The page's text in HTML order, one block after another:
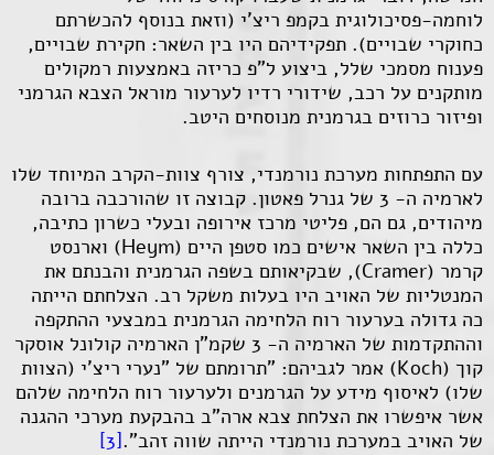
לוחמה-פסיכולוגית בקמפ ריצ'י (וזאת בנוסף להכשרתם
כחוקרי שבויים). תפקידיהם היו בין השאר: חקירת שבויים,
פענוח מסמכי שלל, ביצוע ל"פ כריזה באמצעות רמקולים
מותקנים על רכב, שידורי רדיו לערעור מוראל הצבא הגרמני
ופיזור כרוזים בגרמנית מנוסחים היטב.
עם התפתחות מערכת נורמנדי, צורף צוות-הקרב המיוחד שלו
לארמיה ה- 3 של גנרל פאטון. קבוצה זו שהורכבה ברובה
מיהודים, גם הם, פליטי מרכז אירופה ובעלי כשרון כתיבה,
כללה בין השאר אישים כמו סטפן היים (Heym) וארנסט
קרמר (Cramer), שבקיאותם בשפה הגרמנית והבנתם את
המנטליות של האויב היו בעלות משקל רב. הצלחתם הייתה
כה גדולה בערעור רוח הלחימה הגרמנית במבצעי ההתקפה
וההתקדמות של הארמיה ה- 3 שקמ"ן הארמיה קולונל אוסקר
קוך (Koch) אמר לגביהם: "תרומתם של "נערי ריצ'י (הצוות
שלו) לאיסוף מידע על הגרמנים ולערעור רוח הלחימה שלהם
אשר איפשרו את הצלחת צבא ארה"ב בהבקעת מערכי ההגנה
של האויב במערכת נורמנדי הייתה שווה זהב".[3]